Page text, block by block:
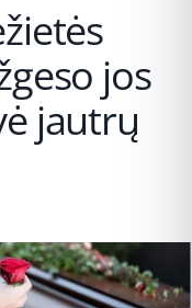
jos
jautrų